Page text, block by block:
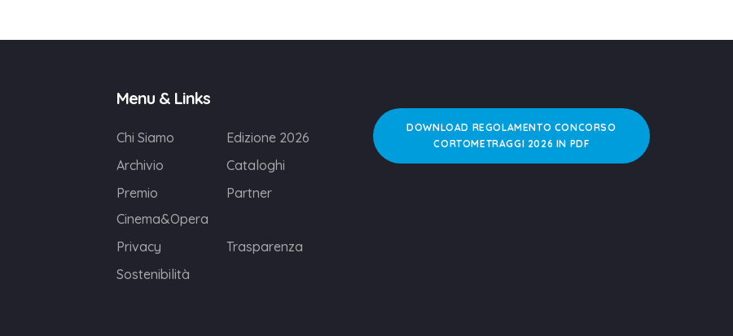
Menu & Links
Chi Siamo
Edizione 2026
Archivio
Cataloghi
Premio
Cinema&Opera
Partner
Privacy
Trasparenza
Sostenibilità
DOWNLOAD REGOLAMENTO CONCORSO
CORTOMETRAGGI 2026 IN PDF